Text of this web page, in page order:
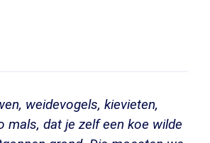
weidevogels, kievieten,
mals, dat je zelf een koe wilde